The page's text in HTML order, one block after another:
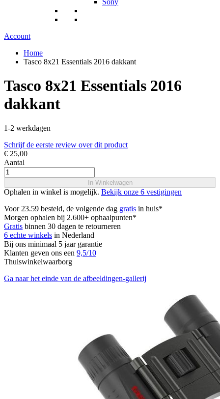
Sony
Account
Home
Tasco 8x21 Essentials 2016 dakkant
Tasco 8x21 Essentials 2016
dakkant
1-2 werkdagen
Schrijf de eerste review over dit product
€ 25,00
Aantal
In Winkelwagen
Ophalen in winkel is mogelijk. Bekijk onze 6 vestigingen
Voor 23.59 besteld, de volgende dag gratis in huis*
Morgen ophalen bij 2.600+ ophaalpunten*
Gratis binnen 30 dagen te retourneren
6 echte winkels in Nederland
Bij ons minimaal 5 jaar garantie
Klanten geven ons een 9,5/10
Thuiswinkelwaarborg
Ga naar het einde van de afbeeldingen-gallerij